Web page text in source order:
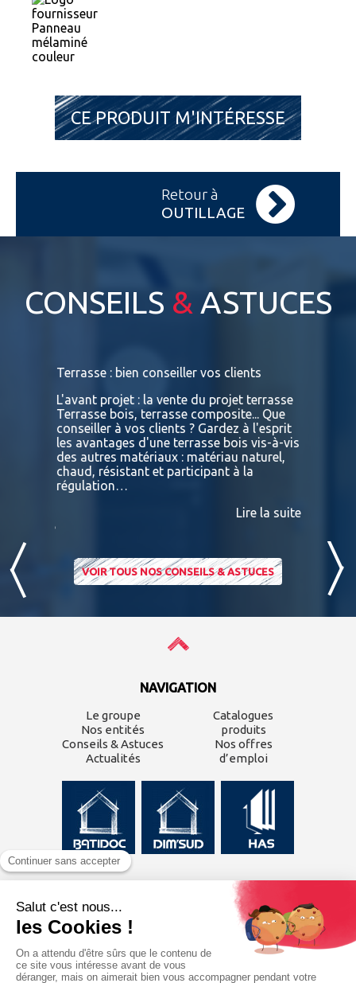
Retour à
OUTILLAGE
CE PRODUIT M'INTÉRESSE
CONSEILS & ASTUCES
la suite
Terrasse : bien conseiller vos clients
L'avant projet : la vente du projet terrasse
Terrasse bois, terrasse composite... Que
conseiller à vos clients ? Gardez à l'esprit
les avantages d'une terrasse bois vis-à-vis
des autres matériaux : matériau naturel,
chaud, résistant et participant à la
régulation…
Lire la suite
VOIR TOUS NOS CONSEILS & ASTUCES
NAVIGATION
Le groupe
Nos entités
Conseils & Astuces
Actualités
Catalogues
produits
Nos offres
d’emploi
Inscrivez-vous à newsletter